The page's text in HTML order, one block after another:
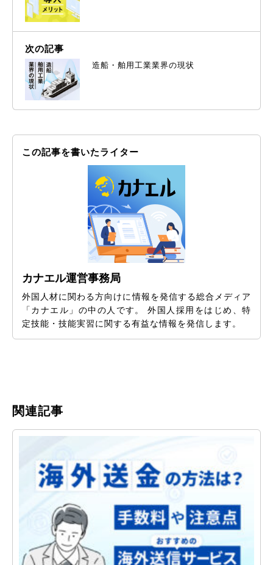
次の記事
造船・舶用工業業界の現状
この記事を書いたライター
カナエル運営事務局
外国人材に関わる方向けに情報を発信する総合メディア
「カナエル」の中の人です。 外国人採用をはじめ、特
定技能・技能実習に関する有益な情報を発信します。
関連記事